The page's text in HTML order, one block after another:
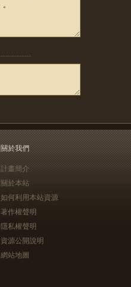
關於我們
計畫簡介
關於本站
如何利用本站資源
著作權聲明
隱私權聲明
資源公開說明
網站地圖